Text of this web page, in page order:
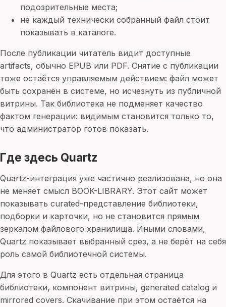
подозрительные места;
не каждый технически собранный файл стоит
показывать в каталоге.
После публикации читатель видит доступные
artifacts, обычно EPUB или PDF. Снятие с публикации
тоже остаётся управляемым действием: файл может
быть сохранён в системе, но исчезнуть из публичной
витрины. Так библиотека не подменяет качество
фактом генерации: видимым становится только то,
что администратор готов показать.
Где здесь Quartz
Quartz-интеграция уже частично реализована, но она
не меняет смысл BOOK-LIBRARY. Этот сайт может
показывать curated-представление библиотеки,
подборки и карточки, но не становится прямым
зеркалом файлового хранилища. Иными словами,
Quartz показывает выбранный срез, а не берёт на себя
роль самой библиотечной системы.
Для этого в Quartz есть отдельная страница
библиотеки, компонент витрины, generated catalog и
mirrored covers. Скачивание при этом остаётся на